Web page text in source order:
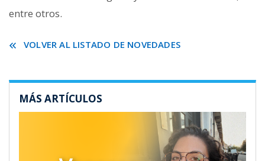
entre otros.
VOLVER AL LISTADO DE NOVEDADES
MÁS ARTÍCULOS